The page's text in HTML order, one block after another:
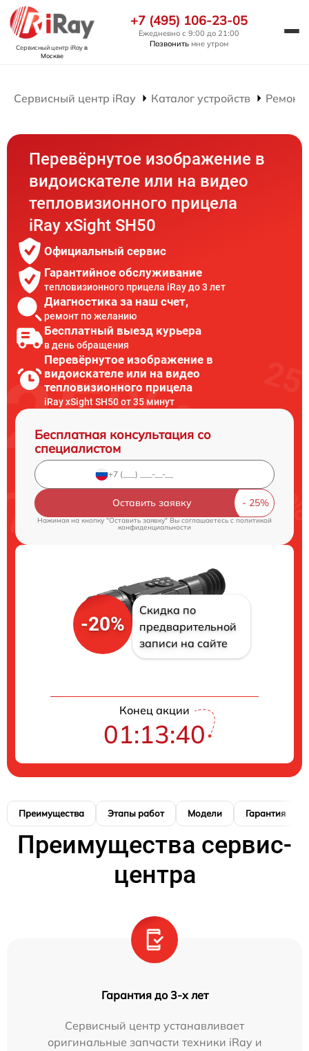
Сервисный центр iRayв
Москве
+7 (495) 106-23-05
Ежедневно с 9:00 до 21:00
Позвонить мне утром
Сервисный центр iRay Каталог устройств Ремонт
Перевёрнутое изображение в
видоискателе или на видео
тепловизионного прицела
iRay xSight SH50
Официальный сервис
Гарантийное обслуживание
тепловизионного прицела iRay до 3 лет
Диагностика за наш счет,
ремонт по желанию
Бесплатный выезд курьера
в день обращения
Перевёрнутое изображение в
видоискателе или на видео
тепловизионного прицела
iRay xSight SH50 от 35 минут
Бесплатная консультация со
специалистом
Оставить заявку
Нажимая на кнопку "Оставить заявку" Вы соглашаетесь cполитикой
конфиденциальности
-20%
Скидка по
предварительной
записи на сайте
Конец акции
01:13:40
Преимущества Этапы работ Модели Гарантия
Преимущества сервис-
центра
Гарантия до 3-х лет
Сервисный центр устанавливает
оригинальные запчасти техники iRay и